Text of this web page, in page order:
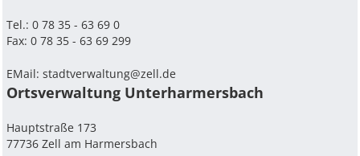
Tel.: 0 78 35 - 63 69 0
Fax: 0 78 35 - 63 69 299
EMail:stadtverwaltung@zell.de
Ortsverwaltung Unterharmersbach
Hauptstraße 173
77736 Zell am Harmersbach